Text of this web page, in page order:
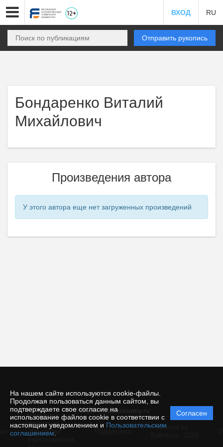
На нашем сайте используются cookie-файлы.
Продолжая пользоваться данным сайтом, вы
подтверждаете свое согласие на
использование файлов cookie в соответствии с
настоящим уведомлением и Пользовательским
соглашением
Согласен
ВХОД RU
Отправить рукопись
Бондаренко Виталий
Михайлович
Произведения автора
У этого автора еще нет загруженных произведений
© theoreticaleconomy.ru
Политика
защиты и
обработки
Powered by